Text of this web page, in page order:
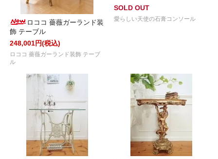
ロココ 薔薇ガーランド装
飾 テーブル
248,001円(税込)
ロココ 薔薇ガーランド装飾 テーブ
ル
SOLD OUT
愛らしい天使の石膏コンソール